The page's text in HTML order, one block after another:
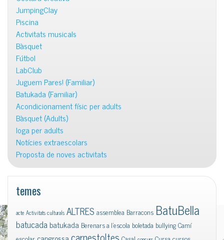
JumpingClay
Piscina
Activitats musicals
Bàsquet
Fútbol
LabClub
Juguem Pares! (Familiar)
Batukada (Familiar)
Acondicionament físic per adults
Bàsquet (Adults)
Ioga per adults
Notícies extraescolars
Proposta de noves activitats
temes
acte Activitats culturals ALTRES assemblea Barracons BatuBella
batucadabatukada Berenars a l'escola boletada bullyingCamí